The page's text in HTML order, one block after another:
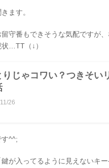
ます。
守番もできそうな気配ですが
…TT（↓）
りじゃコワい？つきそい
26
す^^;
が入ってるように見えないキ